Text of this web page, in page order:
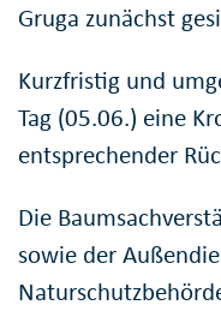
Gruga zunächst
Kurzfristig und
Tag (05.06.) eine
entsprechender
Die
sowie der